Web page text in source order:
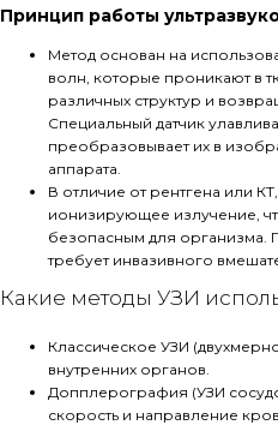
Принцип работы
Метод основан на
волн, которые проникают в
различных структур и
Специальный датчик
преобразовывает их в
аппарата.
В отличие от рентгена или
ионизирующее излучение,
безопасным для организма.
требует инвазивного
Какие методы УЗИ
Классическое УЗИ
внутренних органов.
Допплерография (УЗИ
скорость и направление